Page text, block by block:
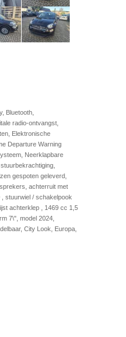
Bluetooth,
radio-ontvangst,
Elektronische
Departure Warning
Neerklapbare
gespoten geleverd,
achterruit met
stuurwiel / schakelpook
achterklep , 1469 cc 1,5
7\", model 2024,
City Look, Europa,